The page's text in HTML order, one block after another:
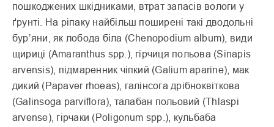
пошкоджених шкідниками, втрат запасів вологи у
ґрунті. На ріпаку найбільш поширені такі дводольні
бур’яни, як лобода біла (Chenopodium album), види
щириці (Amaranthus spp.), гірчиця польова (Sinapis
arvensis), підмаренник чіпкий (Galium aparine), мак
дикий (Papaver rhoeas), галінсога дрібноквіткова
(Galinsoga parviflora), талабан польовий (Thlaspi
arvense), гірчаки (Poligonum spp.), кульбаба